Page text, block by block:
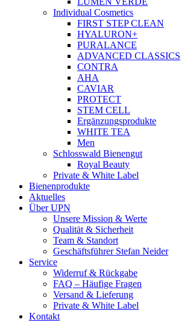
Individual Cosmetics
FIRST STEP CLEAN
HYALURON+
PURALANCE
ADVANCED CLASSICS
CONTRA
AHA
CAVIAR
PROTECT
STEM CELL
Ergänzungsprodukte
WHITE TEA
Men
Schlosswald Bienengut
Royal Beauty
Private & White Label
Bienenprodukte
Aktuelles
Über UPN
Unsere Mission & Werte
Qualität & Sicherheit
Team & Standort
Geschäftsführer Stefan Neider
Service
Widerruf & Rückgabe
FAQ – Häufige Fragen
Versand & Lieferung
Private & White Label
Kontakt